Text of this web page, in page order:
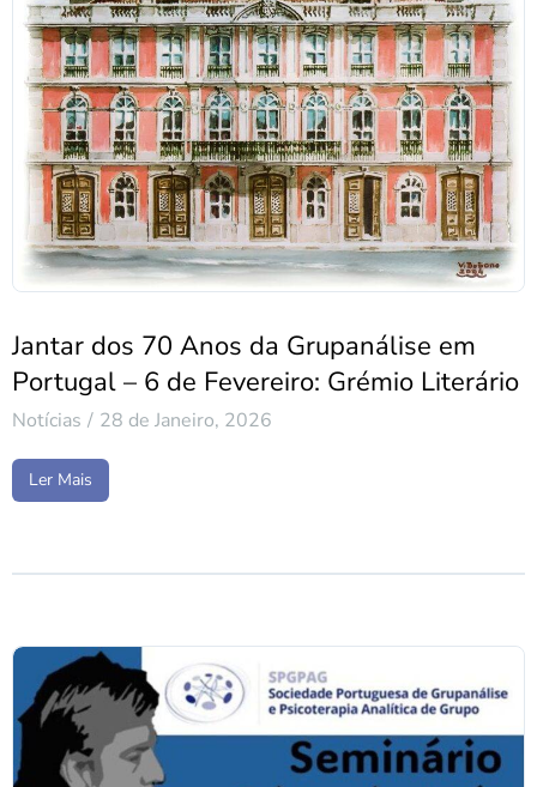
Jantar dos 70 Anos da Grupanálise em
Portugal – 6 de Fevereiro: Grémio Literário
Notícias 28 de Janeiro, 2026
Ler Mais